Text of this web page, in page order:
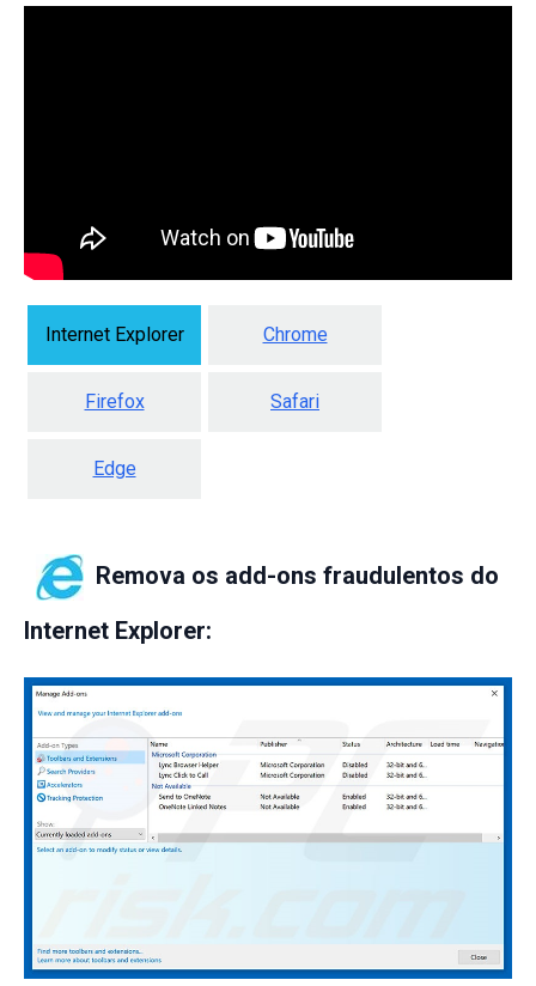
Internet Explorer Chrome
Firefox Safari
Edge
Remova os add-ons fraudulentos do
Internet Explorer: